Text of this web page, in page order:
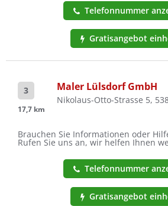
Telefonnummer
Gratisangebot
3
17,7 km
Maler Lülsdorf GmbH
Nikolaus-Otto-Strasse 5,
Brauchen Sie Informationen oder
Rufen Sie uns an, wir helfen Ihnen
Telefonnummer
Gratisangebot